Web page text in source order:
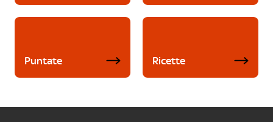
Puntate Ricette